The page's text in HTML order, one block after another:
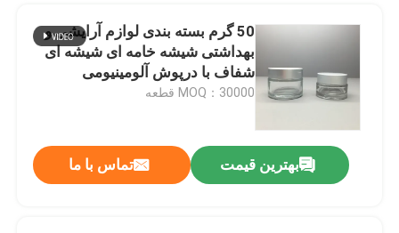
50 گرم بسته بندی لوازم آرایشی و
بهداشتی شیشه خامه ای شیشه ای
شفاف با درپوش آلومینیومی
MOQ：30000 قطعه
بهترین قیمت تماس با ما